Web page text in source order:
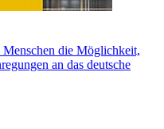
Menschen die Möglichkeit,
an das deutsche